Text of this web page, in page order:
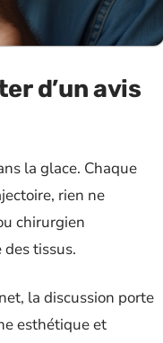
d’un avis
la glace. Chaque
rien ne
chirurgien
tissus.
la discussion porte
esthétique et